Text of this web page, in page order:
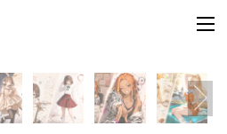
t
o
e
n
a
v